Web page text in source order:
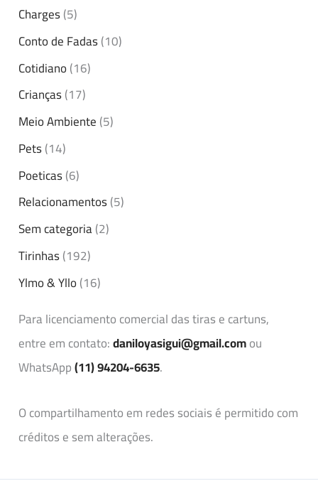
Charges(5)
Conto de Fadas(10)
Cotidiano(16)
Crianças(17)
Meio Ambiente(5)
Pets(14)
Poeticas(6)
Relacionamentos(5)
Sem categoria(2)
Tirinhas(192)
Ylmo & Yllo(16)
Para licenciamento comercial das tiras e cartuns,
entre em contato:daniloyasigui@gmail.comou
WhatsApp(11) 94204-6635.
O compartilhamento em redes sociais é permitido com
créditos e sem alterações.